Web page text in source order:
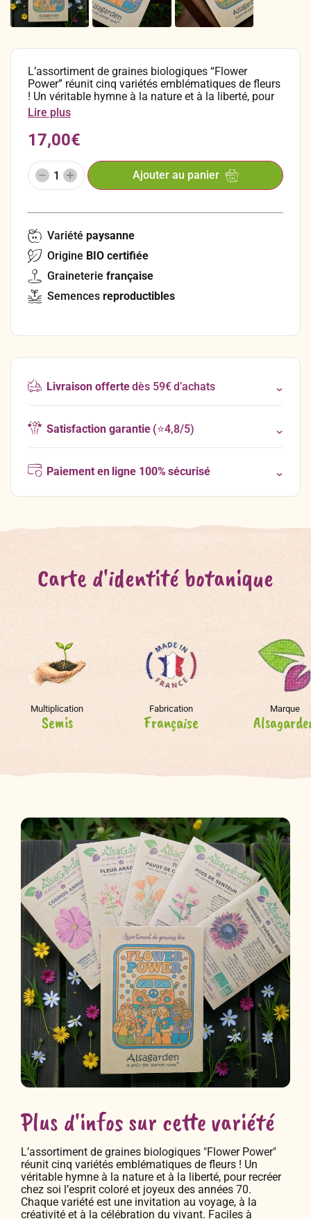
L’assortiment de graines biologiques “Flower
Power” réunit cinq variétés emblématiques de fleurs
! Un véritable hymne à la nature et à la liberté, pour
recréer chez soi l’esprit coloré et joyeux des années
70. Chaque variété est une invitation au voyage, à la
créativité et à la célébration du vivant. Faciles à
cultiver, cet assortiment de graines est aussi une
idée cadeau originale pour passionnés de jardinage,
amoureux des fleurs ou de la culture hippie !
Lire plus
17,00€
Ajouter au panier
Variété paysanne
Origine BIO certifiée
Graineterie française
Semences reproductibles
Livraison offertedès 59€ d’achats
Satisfaction garantie(⭐4,8/5)
Paiement en ligne 100% sécurisé
Carte d'identité botanique
Multiplication
Semis
Fabrication
Française
Marque
Plus d'infos sur cette variété
L’assortiment de graines biologiques "Flower Power"
réunit cinq variétés emblématiques de fleurs ! Un
véritable hymne à la nature et à la liberté, pour recréer
chez soi l’esprit coloré et joyeux des années 70.
Chaque variété est une invitation au voyage, à la
créativité et à la célébration du vivant. Faciles à